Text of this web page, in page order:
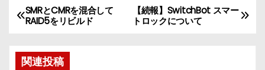
投
【続報】SwitchBot スマー
トロックについて
SMRとCMRを混合して
RAID5をリビルド
関連投稿